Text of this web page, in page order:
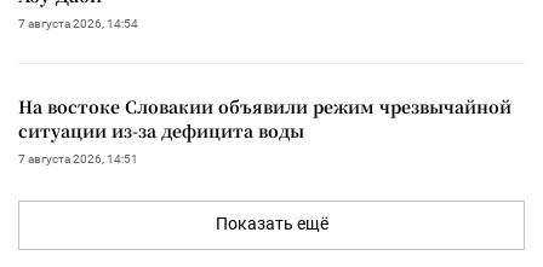
7 августа 2026, 14:54
На востоке Словакии объявили режим чрезвычайной
ситуации из-за дефицита воды
7 августа 2026, 14:51
Показать ещё